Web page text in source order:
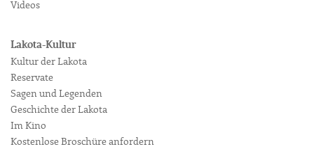
Videos
Lakota-Kultur
Kultur der Lakota
Reservate
Sagen und Legenden
Geschichte der Lakota
Im Kino
Kostenlose Broschüre anfordern